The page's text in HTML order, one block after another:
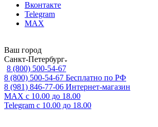
Вконтакте
Telegram
MAX
Ваш город
Санкт-Петербург
8 (800) 500-54-67
8 (800) 500-54-67 Бесплатно по РФ
8 (981) 846-77-06 Интернет-магазин
MAX с 10.00 до 18.00
Telegram с 10.00 до 18.00